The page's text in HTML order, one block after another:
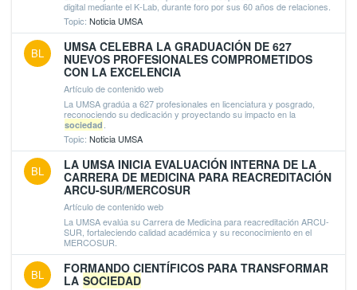
digital mediante el K-Lab, durante foro por sus 60 años de relaciones.
Topic: Noticia UMSA
BL
UMSA CELEBRA LA GRADUACIÓN DE 627
NUEVOS PROFESIONALES COMPROMETIDOS
CON LA EXCELENCIA
Artículo de contenido web
La UMSA gradúa a 627 profesionales en licenciatura y posgrado,
reconociendo su dedicación y proyectando su impacto en la
sociedad
Topic: Noticia UMSA
BL
LA UMSA INICIA EVALUACIÓN INTERNA DE LA
CARRERA DE MEDICINA PARA REACREDITACIÓN
ARCU-SUR/MERCOSUR
Artículo de contenido web
La UMSA evalúa su Carrera de Medicina para reacreditación ARCU-
SUR, fortaleciendo calidad académica y su reconocimiento en el
MERCOSUR.
BL
FORMANDO CIENTÍFICOS PARA TRANSFORMAR
LA SOCIEDAD